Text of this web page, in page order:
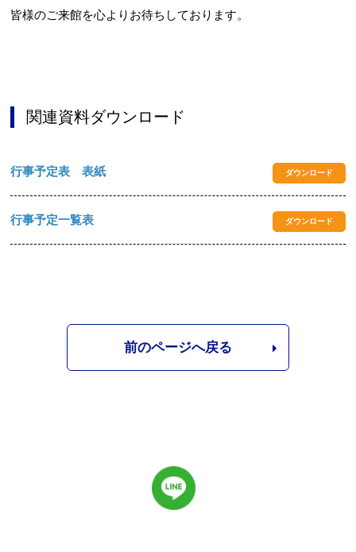
交野市施設予約システム
皆様のご来館を心よりお待ちしております。
関連資料ダウンロード
行事予定表 表紙 ダウンロード
行事予定一覧表 ダウンロード
前のページへ戻る